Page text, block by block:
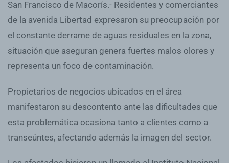
San Francisco de Macorís.- Residentes y comerciantes
de la avenida Libertad expresaron su preocupación por
el constante derrame de aguas residuales en la zona,
situación que aseguran genera fuertes malos olores y
representa un foco de contaminación.
Propietarios de negocios ubicados en el área
manifestaron su descontento ante las dificultades que
esta problemática ocasiona tanto a clientes como a
transeúntes, afectando además la imagen del sector.